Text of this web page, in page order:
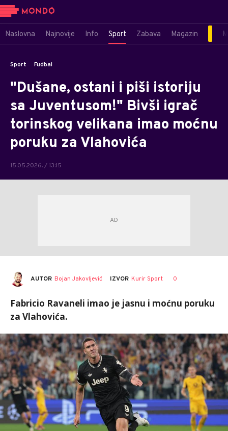
Naslovna Najnovije Info Sport Zabava Magazin
Sport Fudbal
"Dušane, ostani i piši istoriju
sa Juventusom!" Bivši igrač
torinskog velikana imao moćnu
poruku za Vlahovića
15.05.2026. / 13:15
AUTOR Bojan Jakovljević IZVOR Kurir Sport 0
Fabricio Ravaneli imao je jasnu i moćnu poruku
za Vlahovića.